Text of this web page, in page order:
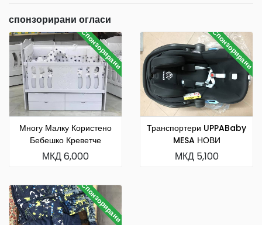
спонзорирани огласи
Спонзорирани
Многу Малку Користено
Бебешко Креветче
МКД 6,000
Спонзорирани
Транспортери UPPABaby
MESA НОВИ
МКД 5,100
Спонзорирани